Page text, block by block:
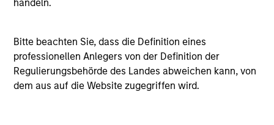
handeln.
Bitte beachten Sie, dass die Definition eines
professionellen Anlegers von der Definition der
Regulierungsbehörde des Landes abweichen kann, von
dem aus auf die Website zugegriffen wird.
Rating/40% Drei-Jahres-Rating für Gesamtrenditen von 60–
119 Monaten und 50% Zehn-Jahres-Rating/30% Fünf-
Jahres-Rating/20% Drei-Jahres-Rating für Gesamtrenditen
von mindestens 120 Monaten. Zwar scheint die Formel für
das Zehn-Jahres-Gesamtrating den Zehn-Jahres-Zeitraum